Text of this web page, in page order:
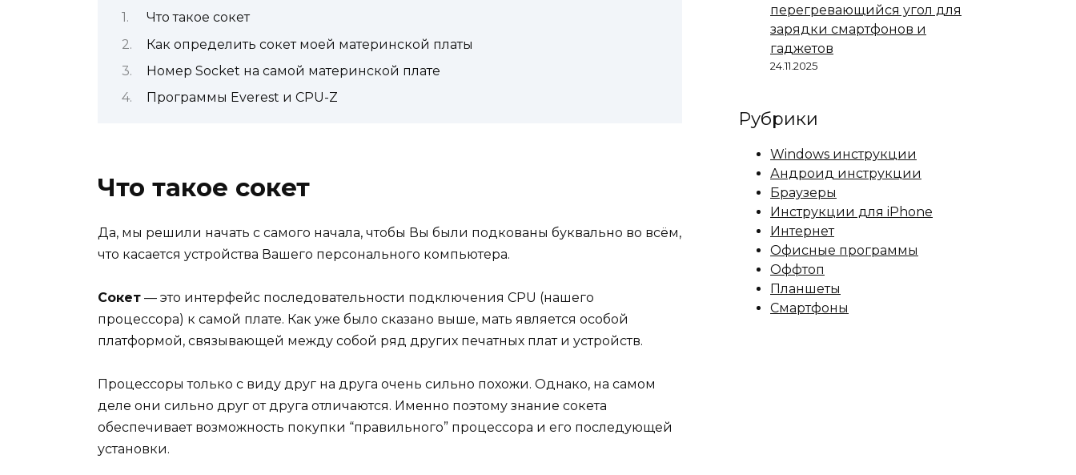
Что такое сокет
Как определить сокет моей материнской платы
Номер Socket на самой материнской плате
Программы Everest и CPU-Z
Что такое сокет
Да, мы решили начать с самого начала, чтобы Вы были подкованы буквально во всём,
что касается устройства Вашего персонального компьютера.
Сокет — это интерфейс последовательности подключения CPU (нашего
процессора) к самой плате. Как уже было сказано выше, мать является особой
платформой, связывающей между собой ряд других печатных плат и устройств.
Процессоры только с виду друг на друга очень сильно похожи. Однако, на самом
деле они сильно друг от друга отличаются. Именно поэтому знание сокета
обеспечивает возможность покупки “правильного” процессора и его последующей
установки.
перегревающийся угол для
зарядки смартфонов и
гаджетов
24.11.2025
Рубрики
Windows инструкции
Андроид инструкции
Браузеры
Инструкции для iPhone
Интернет
Офисные программы
Оффтоп
Планшеты
Смартфоны